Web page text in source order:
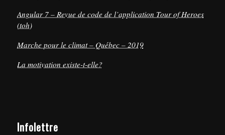
Angular 7 – Revue de code de l’application Tour of Heroes
(toh)
Marche pour le climat – Québec – 2019
La motivation existe-t-elle?
Infolettre